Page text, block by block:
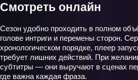
Смотреть онлайн
Сезон удобно проходить в полном
голове интриги и перемены сторон.
хронологическом порядке, плеер
требует лишних действий. При
субтитры — они выручают в сценах
где важна каждая фраза.